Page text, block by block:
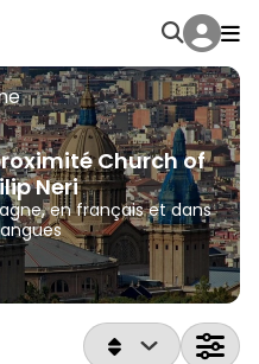
Church of
Neri
en français et dans